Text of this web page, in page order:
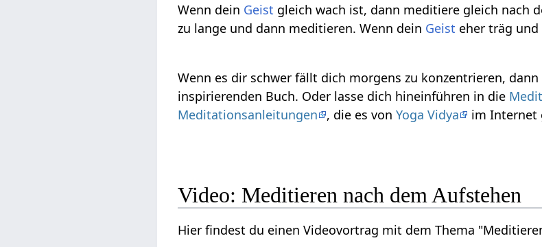
Wenn dein Geist gleich wach ist, dann meditiere gleich nach
zu lange und dann meditieren. Wenn dein Geist eher träg
Wenn es dir schwer fällt dich morgens zu konzentrieren,
inspirierenden Buch. Oder lasse dich hineinführen in die
Meditationsanleitungen
, die es vonYoga Vidya im Internet
Video: Meditieren nach dem Aufstehen
Hier findest du einen Videovortrag mit dem Thema